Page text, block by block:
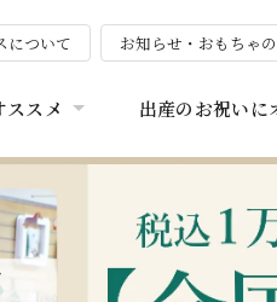
について お知らせ・おもちゃ
スメ 出産のお祝いに